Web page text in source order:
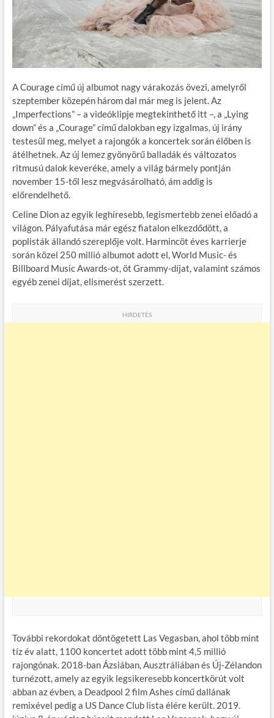
A Courage című új albumot nagy várakozás övezi, amelyről
szeptember közepén három dal már meg is jelent. Az
„Imperfections” – a videóklipje megtekinthető itt –, a „Lying
down” és a „Courage” című dalokban egy izgalmas, új irány
testesül meg, melyet a rajongók a koncertek során élőben is
átélhetnek. Az új lemez gyönyörű balladák és változatos
ritmusú dalok keveréke, amely a világ bármely pontján
november 15-től lesz megvásárolható, ám addig is
előrendelhető.
Celine Dion az egyik leghíresebb, legismertebb zenei előadó a
világon. Pályafutása már egész fiatalon elkezdődött, a
poplisták állandó szereplője volt. Harmincöt éves karrierje
során közel 250 millió albumot adott el, World Music- és
Billboard Music Awards-ot, öt Grammy-díjat, valamint számos
egyéb zenei díjat, elismerést szerzett.
HIRDETÉS
További rekordokat döntögetett Las Vegasban, ahol több mint
tíz év alatt, 1100 koncertet adott több mint 4,5 millió
rajongónak. 2018-ban Ázsiában, Ausztráliában és Új-Zélandon
turnézott, amely az egyik legsikeresebb koncertkörút volt
abban az évben, a Deadpool 2 film Ashes című dallának
remixével pedig a US Dance Club lista élére került. 2019.